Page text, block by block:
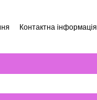
Контактна інформація